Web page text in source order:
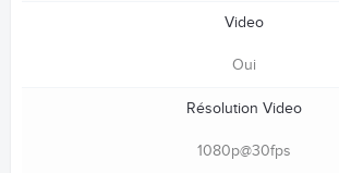
Video
Oui
Résolution Video
1080p@30fps